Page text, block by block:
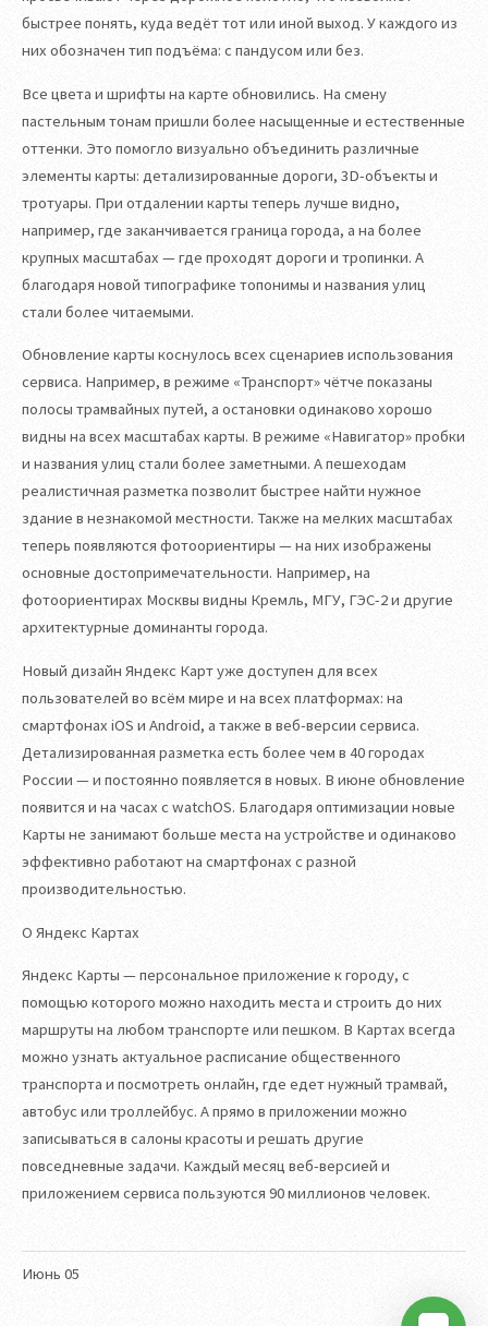
Июнь 05
быстрее понять, куда ведёт тот или иной выход. У каждого из
них обозначен тип подъёма: с пандусом или без.
Все цвета и шрифты на карте обновились. На смену
пастельным тонам пришли более насыщенные и естественные
оттенки. Это помогло визуально объединить различные
элементы карты: детализированные дороги, 3D-объекты и
тротуары. При отдалении карты теперь лучше видно,
например, где заканчивается граница города, а на более
крупных масштабах — где проходят дороги и тропинки. А
благодаря новой типографике топонимы и названия улиц
стали более читаемыми.
Обновление карты коснулось всех сценариев использования
сервиса. Например, в режиме «Транспорт» чётче показаны
полосы трамвайных путей, а остановки одинаково хорошо
видны на всех масштабах карты. В режиме «Навигатор» пробки
и названия улиц стали более заметными. А пешеходам
реалистичная разметка позволит быстрее найти нужное
здание в незнакомой местности. Также на мелких масштабах
теперь появляются фотоориентиры — на них изображены
основные достопримечательности. Например, на
фотоориентирах Москвы видны Кремль, МГУ, ГЭС-2 и другие
архитектурные доминанты города.
Новый дизайн Яндекс Карт уже доступен для всех
пользователей во всём мире и на всех платформах: на
смартфонах iOS и Android, а также в веб-версии сервиса.
Детализированная разметка есть более чем в 40 городах
России — и постоянно появляется в новых. В июне обновление
появится и на часах с watchOS. Благодаря оптимизации новые
Карты не занимают больше места на устройстве и одинаково
эффективно работают на смартфонах с разной
производительностью.
О Яндекс Картах
Яндекс Карты — персональное приложение к городу, с
помощью которого можно находить места и строить до них
маршруты на любом транспорте или пешком. В Картах всегда
можно узнать актуальное расписание общественного
транспорта и посмотреть онлайн, где едет нужный трамвай,
автобус или троллейбус. А прямо в приложении можно
записываться в салоны красоты и решать другие
повседневные задачи. Каждый месяц веб-версией и
приложением сервиса пользуются 90 миллионов человек.